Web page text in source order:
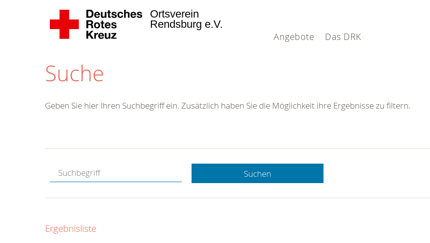
Angebote Das DRK
Ortsverein
Rendsburg e.V.
Suche
Hotline.
gerne.
Geben Sie hier Ihren Suchbegriff ein. Zusätzlich haben Sie die Möglichkeit ihre Ergebnisse zu filtern.
Suchen
Ergebnisliste